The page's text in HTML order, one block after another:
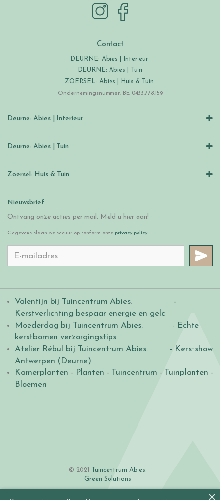
Contact
DEURNE: Abies | Interieur
DEURNE: Abies | Tuin
ZOERSEL: Abies | Huis & Tuin
Ondernemingsnummer: BE 0433.778.159
Deurne: Abies | Interieur
Deurne: Abies | Tuin
Zoersel: Huis & Tuin
Nieuwsbrief
Ontvang onze acties per mail. Meld u hier aan!
Gegevens slaan we secuur op conform onze privacy policy.
Valentijn bij Tuincentrum Abies.
-
Kerstverlichting bespaar energie en geld
Moederdag bij Tuincentrum Abies. - Echte
kerstbomen verzorgingstips
Atelier Rébul bij Tuincentrum Abies.
- Kerstshow
Antwerpen (Deurne)
Kamerplanten - Planten - Tuincentrum - Tuinplanten -
Bloemen
© 2021 Tuincentrum Abies.
Green Solutions
×